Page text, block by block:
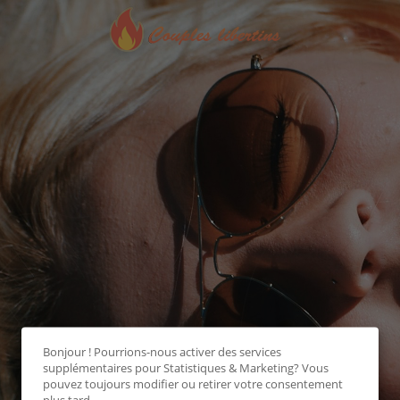
Bonjour ! Pourrions-nous activer des services
supplémentaires pourStatistiques & Marketing? Vous
pouvez toujours modifier ou retirer votre consentement